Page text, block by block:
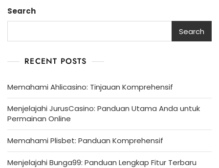
Search
Search
RECENT POSTS
Memahami Ahlicasino: Tinjauan Komprehensif
Menjelajahi JurusCasino: Panduan Utama Anda untuk
Permainan Online
Memahami Plisbet: Panduan Komprehensif
Menjelajahi Bunga99: Panduan Lengkap Fitur Terbaru